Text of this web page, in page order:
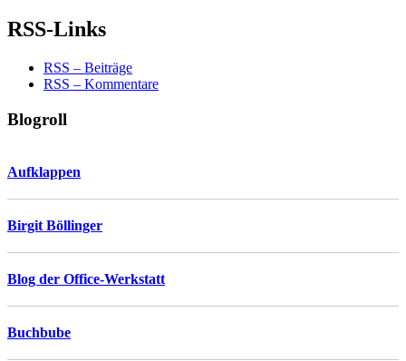
RSS-Links
RSS – Beiträge
RSS – Kommentare
Blogroll
Aufklappen
Birgit Böllinger
Blog der Office-Werkstatt
Buchbube